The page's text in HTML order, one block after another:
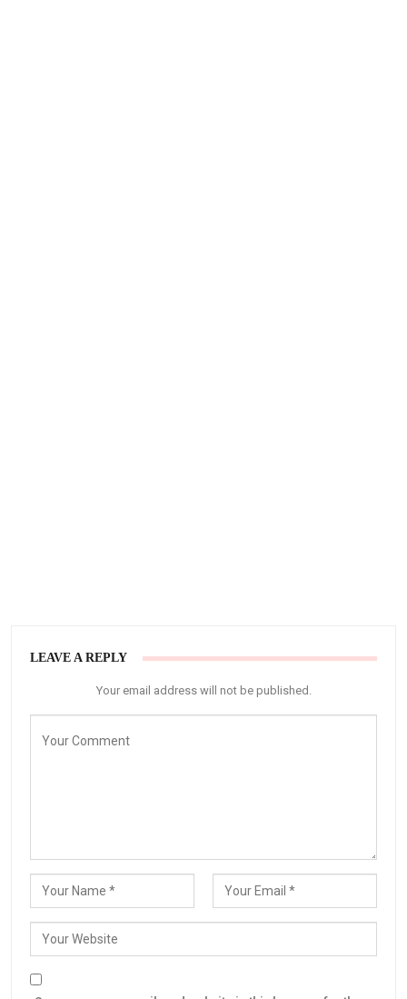
LEAVE A REPLY
Your email address will not be published.